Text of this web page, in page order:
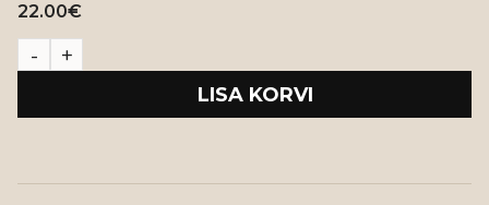
22.00€
LISA KORVI